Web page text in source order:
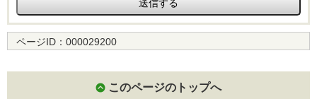
ページID： 000029200
このページのトップへ